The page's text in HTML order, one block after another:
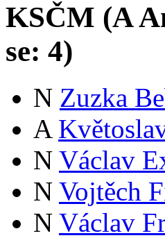
KSČM (A
se: 4)
N Zuzka
A
N Václav
N Vojtěch
N Václav